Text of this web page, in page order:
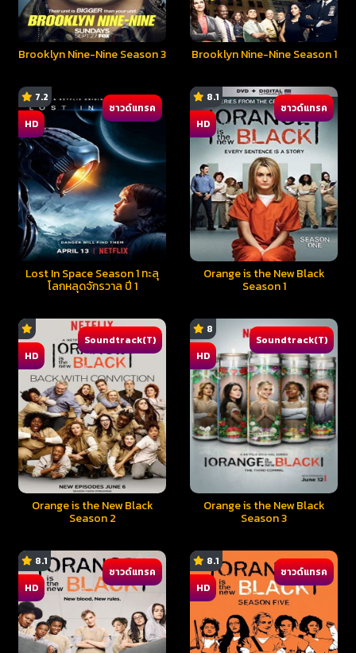
Brooklyn Nine-Nine Season 3 Brooklyn Nine-Nine Season 1
7.2
HD
ซาวด์แทรค
Lost In Space Season 1 ทะลุ
โลกหลุดจักรวาล ปี 1
8.1
HD
ซาวด์แทรค
Orange is the New Black
Season 1
HD
Soundtrack(T)
Orange is the New Black
Season 2
8
HD
Soundtrack(T)
Orange is the New Black
Season 3
8.1
HD
ซาวด์แทรค
8.1
HD
ซาวด์แทรค